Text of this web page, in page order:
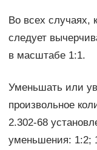
Во всех случаях,
следует
в масштабе 1:1.
Уменьшать или
произвольное
2.302-68
уменьшения: 1:2;